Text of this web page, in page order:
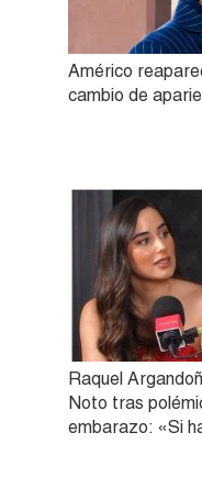
Américo
cambio de
Raquel
Noto tras
embarazo: «Si